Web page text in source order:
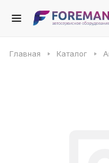
Главная Каталог